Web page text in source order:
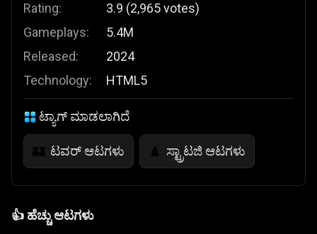
Rating:
Gameplays:
Released:
Technology:
3.9 (2,965votes)
5.4M
2024
HTML5
ಟ್ಯಾಗ್ ಮಾಡಲಾಗಿದೆ
🏰 ಟವರ್ ಆಟಗಳು ♟️ ಸ್ಟ್ರಾಟಜಿ ಆಟಗಳು
👍 ಹೆಚ್ಚು ಆಟಗಳು